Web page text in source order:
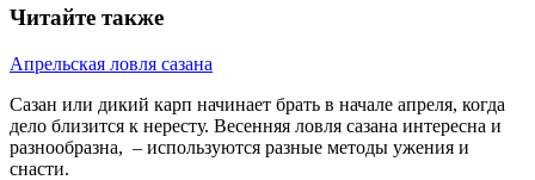
Читайте также
Апрельская ловля сазана
Сазан или дикий карп начинает брать в начале апреля, когда
дело близится к нересту. Весенняя ловля сазана интересна и
разнообразна, – используются разные методы ужения и
снасти.